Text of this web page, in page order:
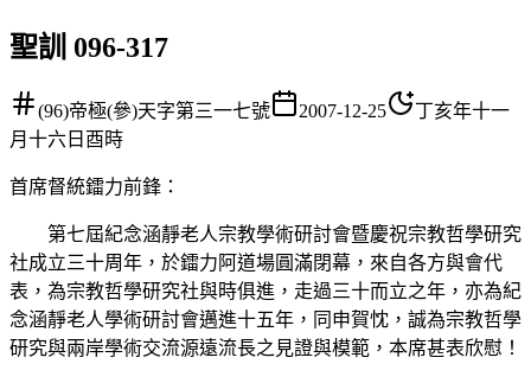
聖訓 096-317
(96)帝極(參)天字第三一七號 2007-12-25
丁亥年十一
月十六日酉時
首席督統鐳力前鋒 ：
第七屆紀念涵靜老人宗教學術研討會暨慶祝宗教哲學研究
社成立三十周年，於鐳力阿道場圓滿閉幕，來自各方與會代
表，為宗教哲學研究社與時俱進，走過三十而立之年，亦為紀
念涵靜老人學術研討會邁進十五年，同申賀忱，誠為宗教哲學
研究與兩岸學術交流源遠流長之見證與模範，本席甚表欣慰！